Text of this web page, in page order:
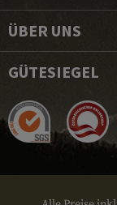
ÜBER UNS
GÜTESIEGEL